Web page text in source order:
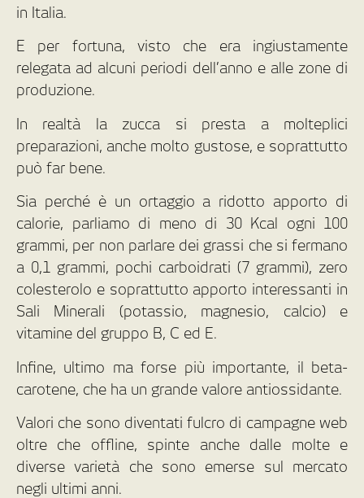
in Italia.
E per fortuna, visto che era ingiustamente
relegata ad alcuni periodi dell’anno e alle zone di
produzione.
In realtà la zucca si presta a molteplici
preparazioni, anche molto gustose, e soprattutto
può far bene.
Sia perché è un ortaggio a ridotto apporto di
calorie, parliamo di meno di 30 Kcal ogni 100
grammi, per non parlare dei grassi che si fermano
a 0,1 grammi, pochi carboidrati (7 grammi), zero
colesterolo e soprattutto apporto interessanti in
Sali Minerali (potassio, magnesio, calcio) e
vitamine del gruppo B, C ed E.
Infine, ultimo ma forse più importante, il beta-
carotene, che ha un grande valore antiossidante.
Valori che sono diventati fulcro di campagne web
oltre che offline, spinte anche dalle molte e
diverse varietà che sono emerse sul mercato
negli ultimi anni.